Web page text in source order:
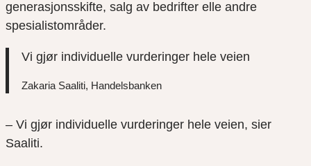
generasjonsskifte, salg av bedrifter elle andre
spesialistområder.
Vi gjør individuelle vurderinger hele veien
Zakaria Saaliti, Handelsbanken
– Vi gjør individuelle vurderinger hele veien, sier
Saaliti.